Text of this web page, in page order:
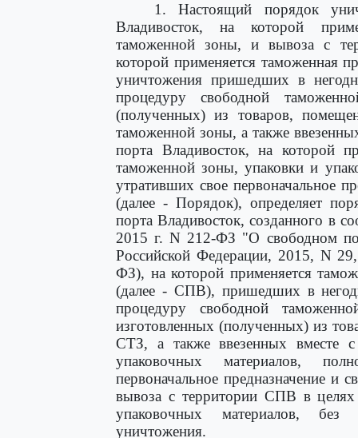
1. Настоящий порядок
Владивосток, на которой
таможенной зоны, и вывоза с
которой применяется таможенная
уничтожения пришедших в
процедуру свободной
(полученных) из товаров,
таможенной зоны, а также
порта Владивосток, на которой
таможенной зоны, упаковки и
утративших свое первоначальное
(далее - Порядок), определяет
порта Владивосток, созданного в
2015 г. N 212-ФЗ "О свободном
Российской Федерации, 2015, N
ФЗ), на которой применяется
(далее - СПВ), пришедших в
процедуру свободной
изготовленных (полученных) из
СТЗ, а также ввезенных вместе
упаковочных материалов,
первоначальное предназначение и
вывоза с территории СПВ в целях
упаковочных материалов,
уничтожения.